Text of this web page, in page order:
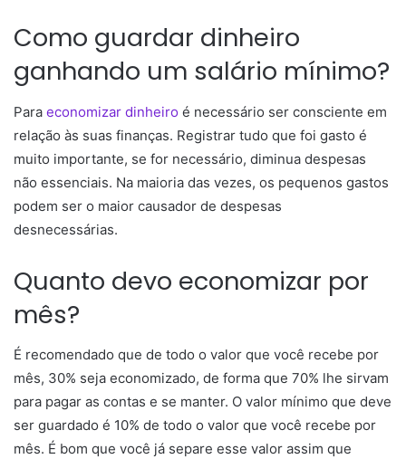
Como guardar dinheiro
ganhando um salário mínimo?
Para economizar dinheiro é necessário ser consciente em
relação às suas finanças. Registrar tudo que foi gasto é
muito importante, se for necessário, diminua despesas
não essenciais. Na maioria das vezes, os pequenos gastos
podem ser o maior causador de despesas
desnecessárias.
Quanto devo economizar por
mês?
É recomendado que de todo o valor que você recebe por
mês, 30% seja economizado, de forma que 70% lhe sirvam
para pagar as contas e se manter. O valor mínimo que deve
ser guardado é 10% de todo o valor que você recebe por
mês. É bom que você já separe esse valor assim que